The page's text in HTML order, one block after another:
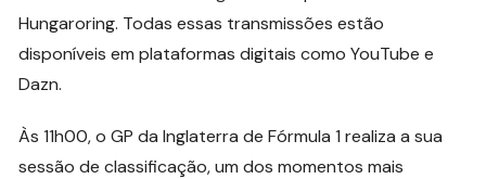
Hungaroring. Todas essas transmissões estão
disponíveis em plataformas digitais como YouTube e
Dazn.
Às 11h00, o GP da Inglaterra de Fórmula 1 realiza a sua
sessão de classificação, um dos momentos mais